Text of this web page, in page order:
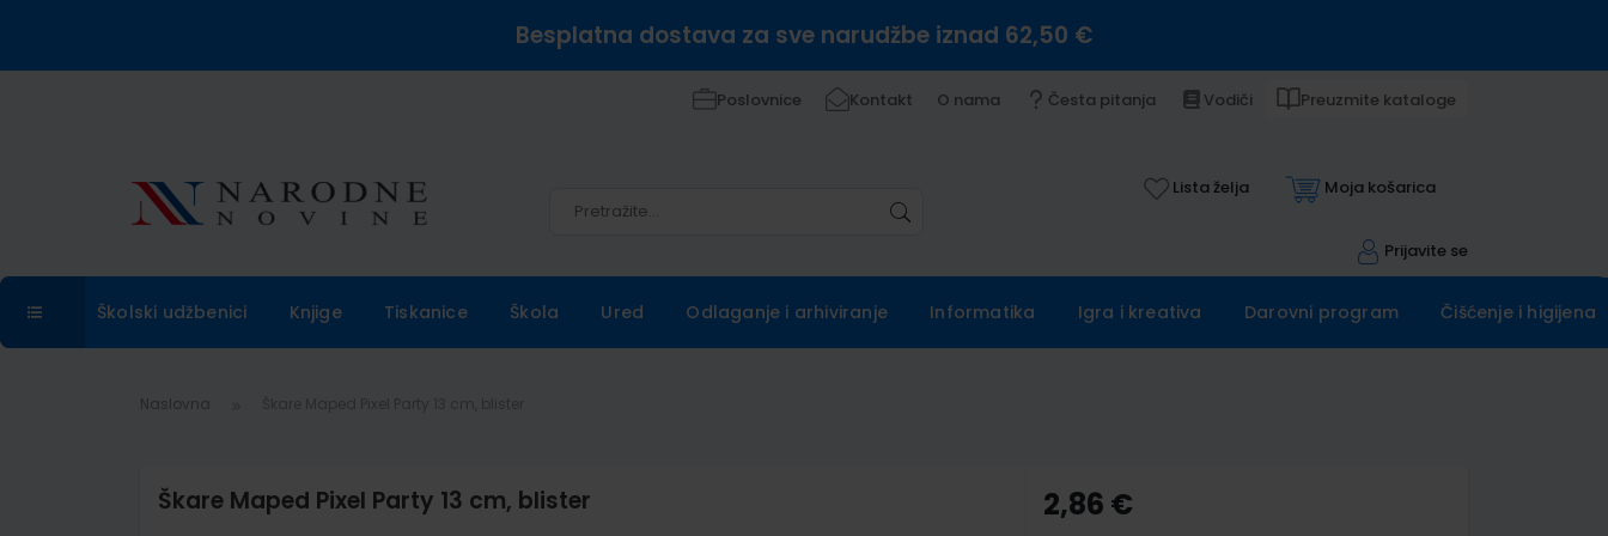
Besplatna dostava za sve narudžbe iznad 62,50 €
Poslovnice Kontakt O nama Česta pitanja Vodiči Preuzmite kataloge
Lista želja Moja košarica
Prijavite se
Školski udžbenici Knjige Tiskanice Škola Ured Odlaganje i arhiviranje Informatika Igra i kreativa Darovni program Čišćenje i higijena
Naslovna
Škare Maped Pixel Party 13 cm, blister 2,86 €